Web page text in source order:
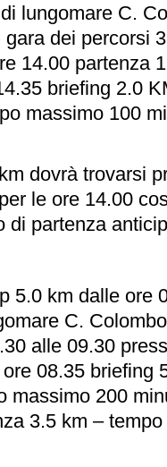
lungomare C.
dei percorsi
14.00 partenza
briefing 2.0
massimo 100
dovrà trovarsi
le ore 14.00
di partenza
5.0 km dalle ore
C.
alle 09.30
08.35 briefing
massimo 200
3.5 km –